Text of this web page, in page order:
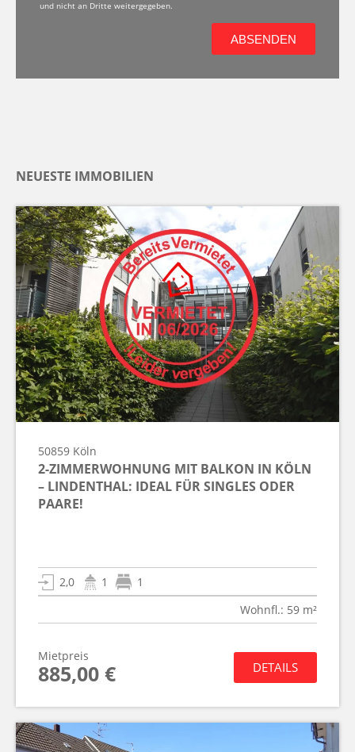
und nicht an Dritte weitergegeben.
ABSENDEN
NEUESTE IMMOBILIEN
50859 Köln
2-ZIMMERWOHNUNG MIT BALKON IN KÖLN
– LINDENTHAL: IDEAL FÜR SINGLES ODER
PAARE!
2,0 1
1
Wohnfl.: 59 m²
Mietpreis
885,00 € DETAILS